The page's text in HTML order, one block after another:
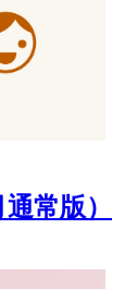
常版）